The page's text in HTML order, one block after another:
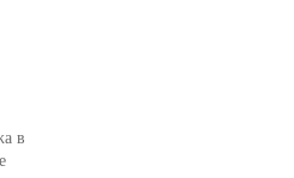
в